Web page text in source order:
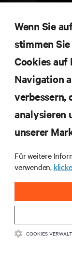
SUPPORT
UNTERNEHMEN
BLEIBEN SIE MIT
Nutzungsbedingungen
Wenn Sie
stimmen
Cookies auf
Navigation
verbessern,
analysieren
unserer
Für weitere
verwenden,
COOKIES